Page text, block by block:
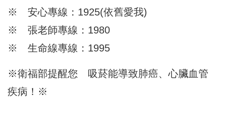
※ 安心專線：1925(依舊愛我)
※ 張老師專線：1980
※ 生命線專線：1995
※衛福部提醒您 吸菸能導致肺癌、心臟血管
疾病！※